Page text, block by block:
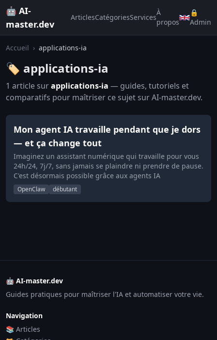
🤖 AI-
master.dev
ArticlesCatégoriesServices
À
propos
🔒
Admin
Accueil › applications-ia
🏷️ applications-ia
1 article surapplications-ia — guides, tutoriels et
comparatifs pour maîtriser ce sujet sur AI-master.dev.
Mon agent IA travaille pendant que je dors
— et ça change tout
Imaginez un assistant numérique qui travaille pour vous
24h/24, 7j/7, sans jamais se plaindre ni prendre de pause.
C'est désormais possible grâce aux agents IA
OpenClaw débutant
🤖 AI-master.dev
Guides pratiques pour maîtriser l'IA et automatiser votre vie.
Navigation
📚 Articles